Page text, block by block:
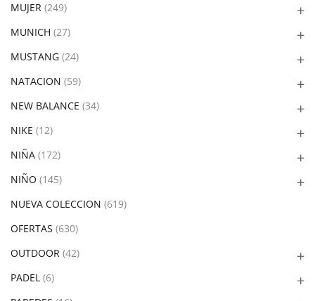
MUJER (249)
MUNICH (27)
MUSTANG (24)
NATACION (59)
NEW BALANCE (34)
NIKE (12)
NIÑA (172)
NIÑO (145)
NUEVA COLECCION (619)
OFERTAS (630)
OUTDOOR (42)
PADEL (6)